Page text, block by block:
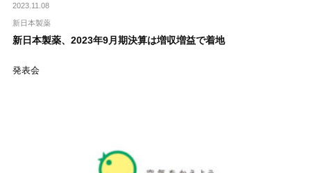
2023.11.08
新日本製薬
新日本製薬、2023年9月期決算は増収増益で着地
発表会